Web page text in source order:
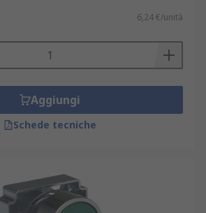
6,24 €/unità
Aggiungi
Schede tecniche